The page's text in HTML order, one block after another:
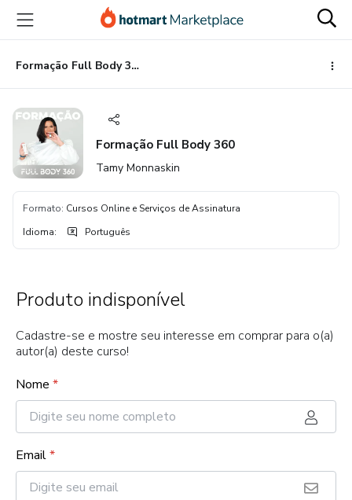
para
conteúdo
principal
para
pagamento
para
rodapé
Formação Full Body 360
Formação Full Body 360
Tamy Monnaskin
Formato: Cursos Online e Serviços de Assinatura
Idioma: Português
Produto indisponível
Cadastre-se e mostre seu interesse em comprar para o(a)
autor(a) deste curso!
Nome *
Email*